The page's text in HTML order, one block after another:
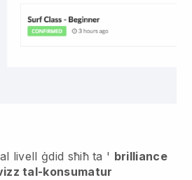
livell ġdid sħiħ ta ' brilliance
tal-konsumatur